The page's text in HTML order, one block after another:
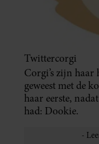
Twittercorgi
Corgi’s zijn haar
geweest met de
haar eerste,
had: Dookie.